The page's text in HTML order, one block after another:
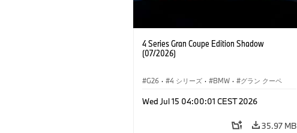
4 Series Gran Coupe Edition Shadow
(07/2026)
G26 · 4 シリーズ · BMW · グラン クーペ
Wed Jul 15 04:00:01 CEST 2026
35.97 MB